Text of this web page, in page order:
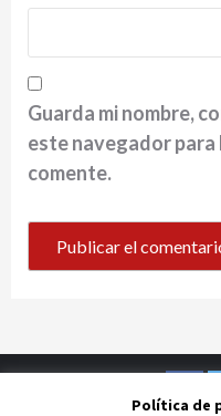
Guarda mi nombre,
este navegador para
comente.
Política de